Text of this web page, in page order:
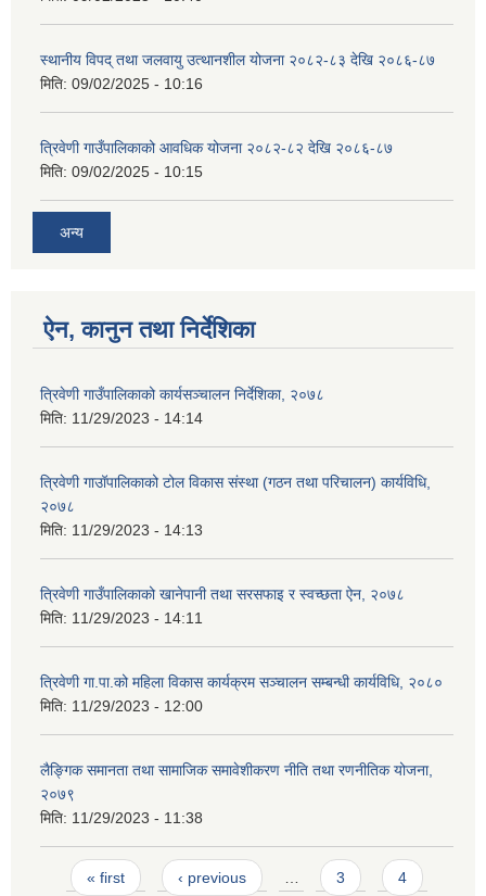
स्थानीय विपद् तथा जलवायु उत्थानशील योजना २०८२-८३ देखि २०८६-८७
मिति: 09/02/2025 - 10:16
त्रिवेणी गाउँपालिकाको आवधिक योजना २०८२-८२ देखि २०८६-८७
मिति: 09/02/2025 - 10:15
अन्य
ऐन, कानुन तथा निर्देशिका
त्रिवेणी गाउँपालिकाको कार्यसञ्चालन निर्देशिका, २०७८
मिति: 11/29/2023 - 14:14
त्रिवेणी गाउॉपालिकाको टोल विकास संस्था (गठन तथा परिचालन) कार्यविधि,
२०७८
मिति: 11/29/2023 - 14:13
त्रिवेणी गाउँपालिकाको खानेपानी तथा सरसफाइ र स्वच्छता ऐन, २०७८
मिति: 11/29/2023 - 14:11
त्रिवेणी गा.पा.को महिला विकास कार्यक्रम सञ्चालन सम्बन्धी कार्यविधि, २०८०
मिति: 11/29/2023 - 12:00
लैङ्गिक समानता तथा सामाजिक समावेशीकरण नीति तथा रणनीतिक योजना,
२०७९
मिति: 11/29/2023 - 11:38
Pages
« first ‹ previous 3 4